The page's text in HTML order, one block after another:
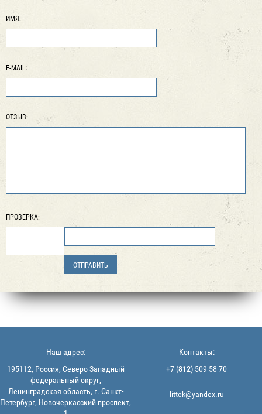
ИМЯ:
E-MAIL:
ОТЗЫВ:
ПРОВЕРКА:
Наш адрес:
195112, Россия, Северо-Западный
федеральный округ,
Ленинградская область, г. Санкт-
Петербург, Новочеркасский проспект,
Контакты:
+7 (812) 509-58-70
littek@yandex.ru